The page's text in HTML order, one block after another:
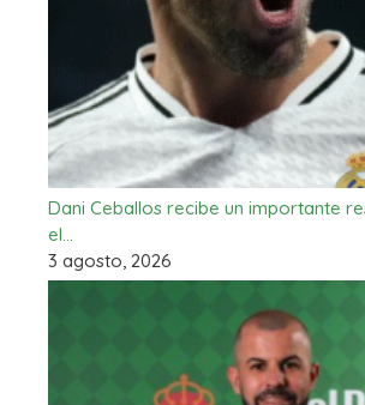
Dani Ceballos recibe un importante
el…
3 agosto, 2026